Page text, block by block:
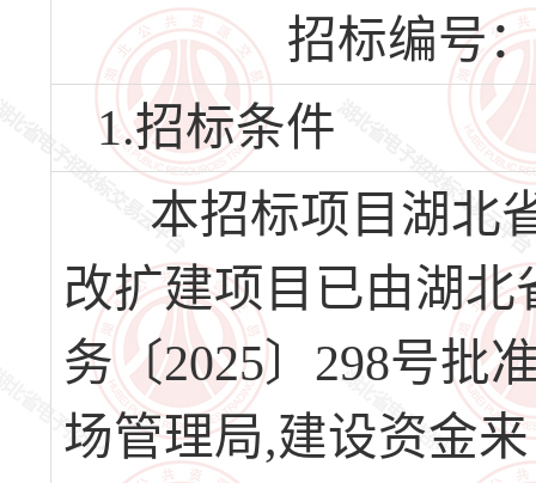
招标编号
1.招标条件
本招标项目湖北
改扩建项目已由湖
务〔2025〕298号批
场管理局,建设资金